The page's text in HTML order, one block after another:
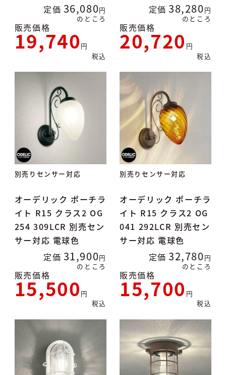
定価 36,080
のところ
販売価格
19,740
税込
定価 38,280
のところ
販売価格
20,720
税込
別売りセンサー対応
オーデリック ポーチラ
イト R15 クラス2 OG
254 309LCR 別売セン
サー対応 電球色
定価 31,900
のところ
販売価格
15,500
税込
別売りセンサー対応
オーデリック ポーチラ
イト R15 クラス2 OG
041 292LCR 別売セン
サー対応 電球色
定価 32,780
のところ
販売価格
15,700
税込